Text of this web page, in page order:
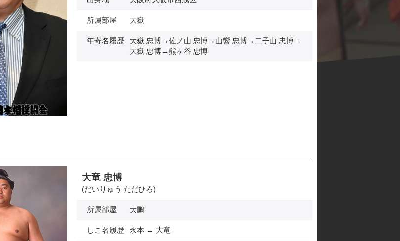
所属部屋 大嶽
年寄名履歴
大嶽 忠博→佐ノ山 忠博→山響 忠博→二子山 忠博→
大嶽 忠博→熊ヶ谷 忠博
大竜 忠博
(だいりゅう ただひろ)
所属部屋 大鵬
しこ名履歴 永本 → 大竜